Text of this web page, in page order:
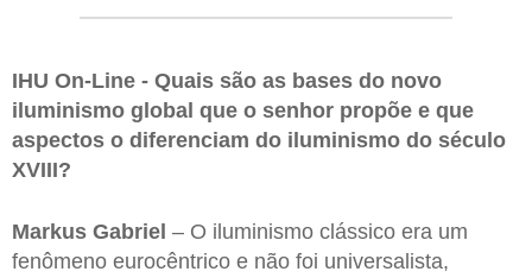
IHU On-Line - Quais são as bases do novo
iluminismo global que o senhor propõe e que
aspectos o diferenciam do iluminismo do século
XVIII?
Markus Gabriel – O iluminismo clássico era um
fenômeno eurocêntrico e não foi universalista,